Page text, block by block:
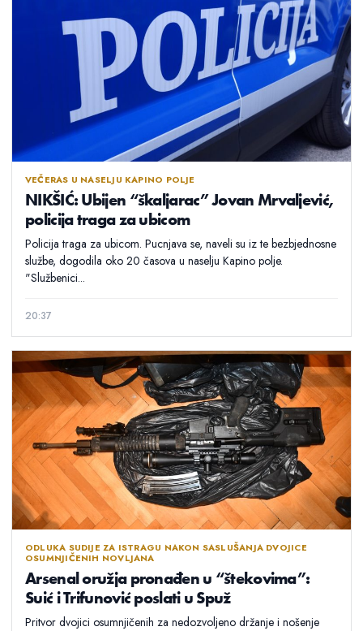
VEČERAS U NASELJU KAPINO POLJE
NIKŠIĆ: Ubijen “škaljarac” Jovan Mrvaljević,
policija traga za ubicom
Policija traga za ubicom. Pucnjava se, naveli su iz te bezbjednosne
službe, dogodila oko 20 časova u naselju Kapino polje.
"Službenici...
20:37
ODLUKA SUDIJE ZA ISTRAGU NAKON SASLUŠANJA DVOJICE
OSUMNJIČENIH NOVLJANA
Arsenal oružja pronađen u “štekovima”:
Suić i Trifunović poslati u Spuž
Pritvor dvojici osumnjičenih za nedozvoljeno držanje i nošenje